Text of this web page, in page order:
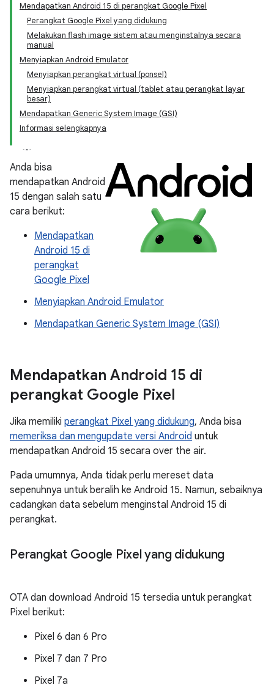
Mendapatkan Android 15 di perangkat Google Pixel
Perangkat Google Pixel yang didukung
Melakukan flash image sistem atau menginstalnya secara
manual
Menyiapkan Android Emulator
Menyiapkan perangkat virtual (ponsel)
Menyiapkan perangkat virtual (tablet atau perangkat layar
besar)
Mendapatkan Generic System Image (GSI)
Informasi selengkapnya
Anda bisa
mendapatkan Android
15 dengan salah satu
cara berikut:
Mendapatkan
Android 15 di
perangkat
Google Pixel
Menyiapkan Android Emulator
Mendapatkan Generic System Image (GSI)
Mendapatkan Android 15 di
perangkat Google Pixel
Jika memiliki perangkat Pixel yang didukung, Anda bisa
memeriksa dan mengupdate versi Android untuk
mendapatkan Android 15 secara over the air.
Pada umumnya, Anda tidak perlu mereset data
sepenuhnya untuk beralih ke Android 15. Namun, sebaiknya
cadangkan data sebelum menginstal Android 15 di
perangkat.
Perangkat Google Pixel yang didukung
OTA dan download Android 15 tersedia untuk perangkat
Pixel berikut:
Pixel 6 dan 6 Pro
Pixel 7 dan 7 Pro
Pixel 7a